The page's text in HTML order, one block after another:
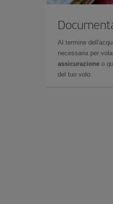
Al termine
necessaria per
assicurazione o
del tuo volo.